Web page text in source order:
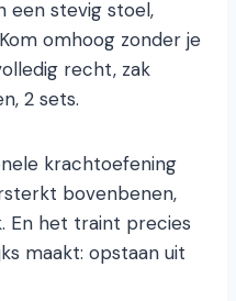
een stevig stoel,
omhoog zonder je
recht, zak
2 sets.
krachtoefening
bovenbenen,
En het traint precies
maakt: opstaan uit